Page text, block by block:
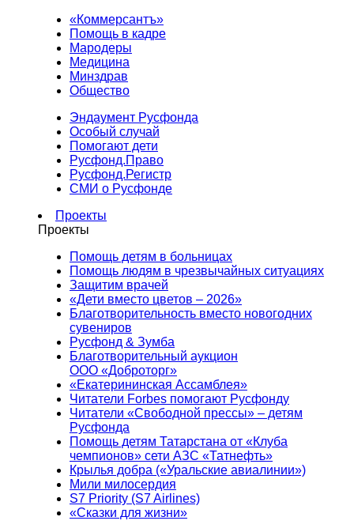
«Коммерсантъ»
Помощь в кадре
Мародеры
Медицина
Минздрав
Общество
Эндаумент Русфонда
Особый случай
Помогают дети
Русфонд.Право
Русфонд.Регистр
СМИ о Русфонде
Проекты
Проекты
Помощь детям в больницах
Помощь людям в чрезвычайных ситуациях
Защитим врачей
«Дети вместо цветов – 2026»
Благотворительность вместо новогодних
сувениров
Русфонд & Зумба
Благотворительный аукцион
ООО «Доброторг»
«Екатерининская Ассамблея»
Читатели Forbes помогают Русфонду
Читатели «Свободной прессы» – детям
Русфонда
Помощь детям Татарстана от «Клуба
чемпионов» сети АЗС «Татнефть»
Крылья добра («Уральские авиалинии»)
Мили милосердия
S7 Priority (S7 Airlines)
«Сказки для жизни»